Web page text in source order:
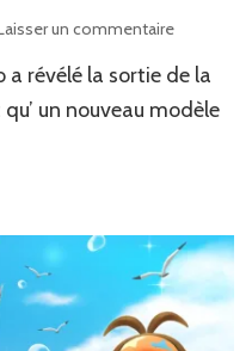
un commentairesur
:
Switch,
a révélé la sortie de la
un nouveau modèle